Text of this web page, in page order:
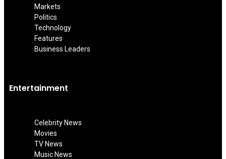
Markets
Politics
Technology
Features
Business Leaders
Entertainment
Celebrity News
Movies
TV News
Music News